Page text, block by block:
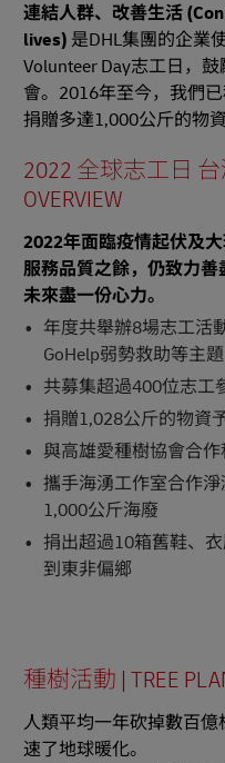
連結人群、改善生活
lives) 是DHL集團的企業
Volunteer Day志工日，
會。2016年至今，我們
捐贈多達1,000公斤的物
2022 全球志工日 台
OVERVIEW
2022年面臨疫情起伏及
服務品質之餘，仍致力
未來盡一份心力。
年度共舉辦8場志工活
GoHelp弱勢救助等主題
共募集超過400位志工
捐贈1,028公斤的物資
與高雄愛種樹協會合
攜手海湧工作室合作
1,000公斤海廢
捐出超過10箱舊鞋、
到東非偏鄉
種樹活動 | TREE
人類平均一年砍掉數百
速了地球暖化。